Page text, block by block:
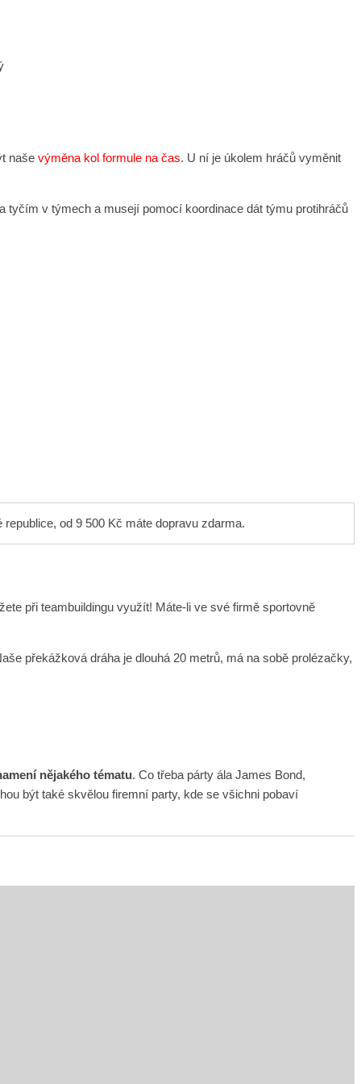
naše výměna kol formule na čas. U ní je úkolem hráčů vyměnit
tyčím v týmech a musejí pomocí koordinace dát týmu protihráčů
od 9 500 Kč máte dopravu zdarma.
při teambuildingu využít! Máte-li ve své firmě sportovně
překážková dráha je dlouhá 20 metrů, má na sobě prolézačky,
nějakého tématu. Co třeba párty ála James Bond,
být také skvělou firemní party, kde se všichni pobaví